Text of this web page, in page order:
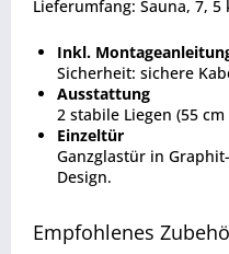
Lieferumfang: Sauna, 7,
Inkl.
Sicherheit: sichere
Ausstattung
2 stabile Liegen (55
Einzeltür
Ganzglastür in
Design.
Empfohlenes